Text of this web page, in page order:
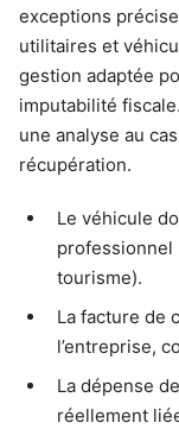
exceptions
utilitaires et
gestion adaptée
imputabilité
une analyse au
récupération.
Le véhicule
tourisme).
La facture de
l’entreprise,
La dépense
réellement